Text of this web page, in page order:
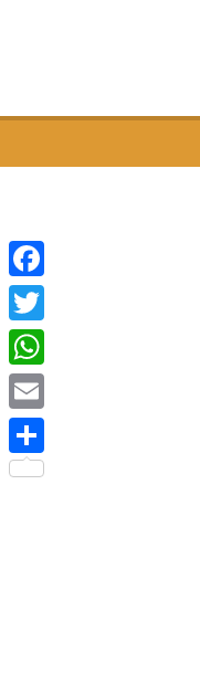
Facebook
Twitter
WhatsApp
Email
Compartir